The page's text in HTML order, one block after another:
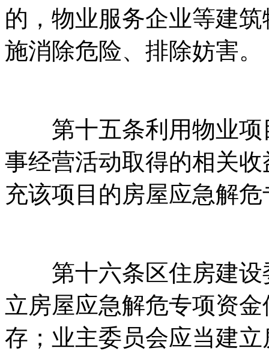
的，物业服务企业等
施消除危险、排除妨害。
第十五条利用物业项目
事经营活动取得的相关收益
充该项目的房屋应急解危专
第十六条区住房建设委
立房屋应急解危专项资金
存；业主委员会应